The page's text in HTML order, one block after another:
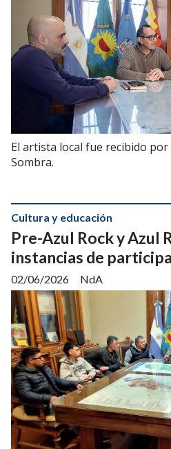
El artista local fue recibido
Sombra.
Pre-Azul Rock y Azul
instancias de
NdA
Cultura y educación
02/06/2026